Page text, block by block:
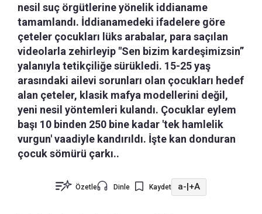
nesil suç örgütlerine yönelik iddianame
tamamlandı. İddianamedeki ifadelere göre
çeteler çocukları lüks arabalar, para saçılan
videolarla zehirleyip "Sen bizim kardeşimizsin”
yalanıyla tetikçiliğe sürükledi. 15-25 yaş
arasındaki ailevi sorunları olan çocukları hedef
alan çeteler, klasik mafya modellerini değil,
yeni nesil yöntemleri kulandı. Çocuklar eylem
başı 10 binden 250 bine kadar 'tek hamlelik
vurgun' vaadiyle kandırıldı. İşte kan donduran
çocuk sömürü çarkı..
Özetle Dinle Kaydet a- +A